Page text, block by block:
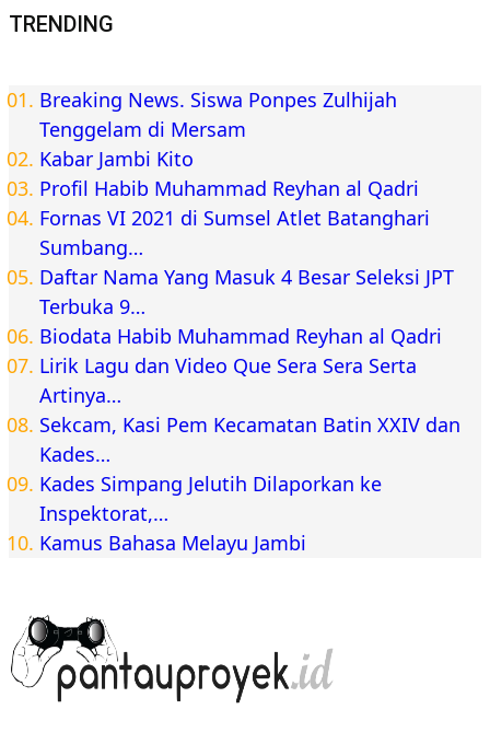
TRENDING
Breaking News. Siswa Ponpes Zulhijah
Tenggelam di Mersam
Kabar Jambi Kito
Profil Habib Muhammad Reyhan al Qadri
Fornas VI 2021 di Sumsel Atlet Batanghari
Sumbang…
Daftar Nama Yang Masuk 4 Besar Seleksi JPT
Terbuka 9…
Biodata Habib Muhammad Reyhan al Qadri
Lirik Lagu dan Video Que Sera Sera Serta
Artinya…
Sekcam, Kasi Pem Kecamatan Batin XXIV dan
Kades…
Kades Simpang Jelutih Dilaporkan ke
Inspektorat,…
Kamus Bahasa Melayu Jambi